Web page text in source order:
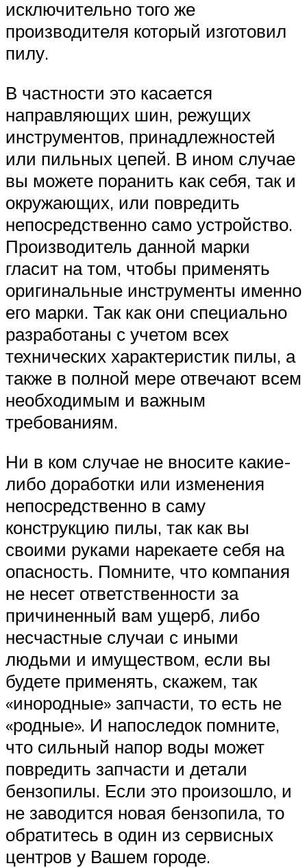
исключительно того же
производителя который изготовил
пилу.
В частности это касается
направляющих шин, режущих
инструментов, принадлежностей
или пильных цепей. В ином случае
вы можете поранить как себя, так и
окружающих, или повредить
непосредственно само устройство.
Производитель данной марки
гласит на том, чтобы применять
оригинальные инструменты именно
его марки. Так как они специально
разработаны с учетом всех
технических характеристик пилы, а
также в полной мере отвечают всем
необходимым и важным
требованиям.
Ни в ком случае не вносите какие-
либо доработки или изменения
непосредственно в саму
конструкцию пилы, так как вы
своими руками нарекаете себя на
опасность. Помните, что компания
не несет ответственности за
причиненный вам ущерб, либо
несчастные случаи с иными
людьми и имуществом, если вы
будете применять, скажем, так
«инородные» запчасти, то есть не
«родные». И напоследок помните,
что сильный напор воды может
повредить запчасти и детали
бензопилы. Если это произошло, и
не заводится новая бензопила, то
обратитесь в один из сервисных
центров у Вашем городе.